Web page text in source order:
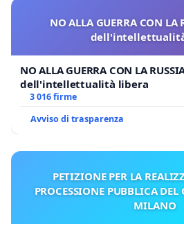
NO ALLA GUERRA CON
NO ALLA GUERRA CON LA
dell'intellettualità libera
3 016 firme
Avviso di trasparenza
PETIZIONE PER LA
PROCESSIONE PUBBLICA
MILANO